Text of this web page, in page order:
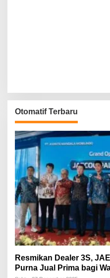
Otomatif Terbaru
Resmikan Dealer 3S,
Purna Jual Prima bagi